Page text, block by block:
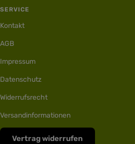
SERVICE
Kontakt
AGB
Impressum
Datenschutz
Widerrufsrecht
Versandinformationen
Vertrag widerrufen